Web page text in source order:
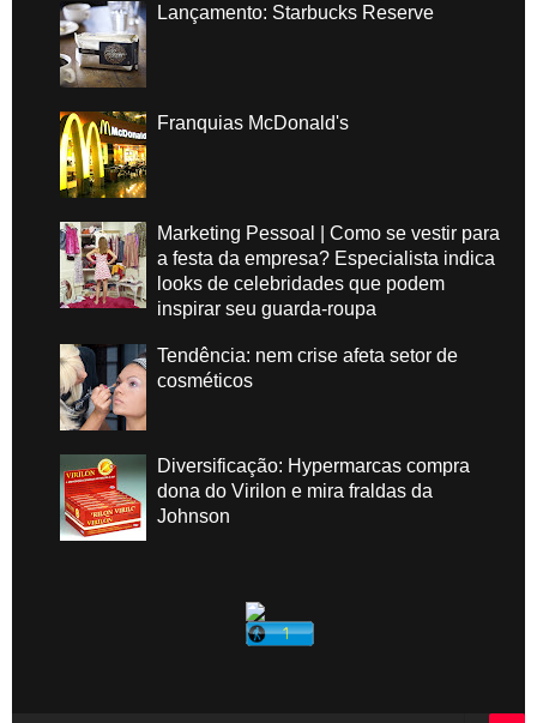
Lançamento: Starbucks Reserve
Franquias McDonald's
Marketing Pessoal | Como se vestir para
a festa da empresa? Especialista indica
looks de celebridades que podem
inspirar seu guarda-roupa
Tendência: nem crise afeta setor de
cosméticos
Diversificação: Hypermarcas compra
dona do Virilon e mira fraldas da
Johnson